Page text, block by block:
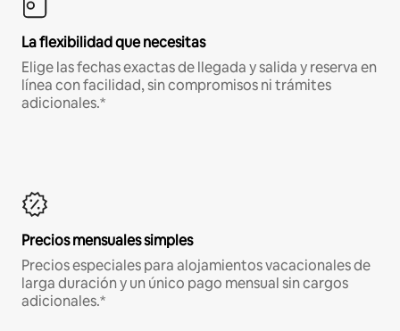
La flexibilidad que necesitas
Elige las fechas exactas de llegada y salida y reserva en
línea con facilidad, sin compromisos ni trámites
adicionales.*
Precios mensuales simples
Precios especiales para alojamientos vacacionales de
larga duración y un único pago mensual sin cargos
adicionales.*